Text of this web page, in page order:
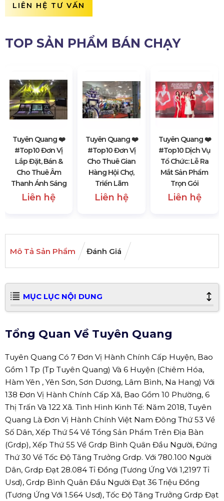
LIÊN HỆ TƯ VẤN
TOP SẢN PHẨM BÁN CHẠY
Tuyên Quang ❤️️
#top10 Đơn Vị
Lắp Đặt, Bán &
Cho Thuê Âm
Thanh Ánh Sáng
Liên hệ
Tuyên Quang ❤️️
#top10 Đơn Vị
Cho Thuê Gian
Hàng Hội Chợ,
Triển Lãm
Liên hệ
Tuyên Quang ❤️️
#top10 Dịch Vụ
Tổ Chức: Lễ Ra
Mắt Sản Phẩm
Trọn Gói
Liên hệ
Mô Tả Sản Phẩm Đánh Giá
MỤC LỤC NỘI DUNG
Tổng Quan Về Tuyên Quang
Tuyên Quang Có 7 Đơn Vị Hành Chính Cấp Huyện, Bao
Gồm 1 Tp (Tp Tuyên Quang) Và 6 Huyện (Chiêm Hóa,
Hàm Yên , Yên Sơn, Sơn Dương, Lâm Bình, Na Hang) Với
138 Đơn Vị Hành Chính Cấp Xã, Bao Gồm 10 Phường, 6
Thị Trấn Và 122 Xã. Tình Hình Kinh Tế: Năm 2018, Tuyên
Quang Là Đơn Vị Hành Chính Việt Nam Đông Thứ 53 Về
Số Dân, Xếp Thứ 54 Về Tổng Sản Phẩm Trên Địa Bàn
(Grdp), Xếp Thứ 55 Về Grdp Bình Quân Đầu Người, Đứng
Thứ 30 Về Tốc Độ Tăng Trưởng Grdp. Với 780.100 Người
Dân, Grdp Đạt 28.084 Tỉ Đồng (Tương Ứng Với 1,2197 Tỉ
Usd), Grdp Bình Quân Đầu Người Đạt 36 Triệu Đồng
(Tương Ứng Với 1.564 Usd), Tốc Độ Tăng Trưởng Grdp Đạt